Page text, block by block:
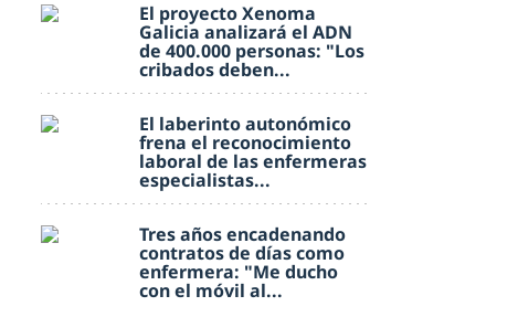
El proyecto Xenoma
Galicia analizará el ADN
de 400.000 personas: "Los
cribados deben...
El laberinto autonómico
frena el reconocimiento
laboral de las enfermeras
especialistas...
Tres años encadenando
contratos de días como
enfermera: "Me ducho
con el móvil al...